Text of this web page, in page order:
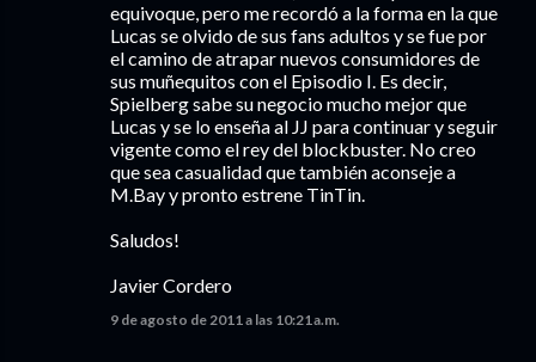
equivoque, pero me recordó a la forma en la que
Lucas se olvido de sus fans adultos y se fue por
el camino de atrapar nuevos consumidores de
sus muñequitos con el Episodio I. Es decir,
Spielberg sabe su negocio mucho mejor que
Lucas y se lo enseña al JJ para continuar y seguir
vigente como el rey del blockbuster. No creo
que sea casualidad que también aconseje a
M.Bay y pronto estrene TinTin.
Saludos!
Javier Cordero
9 de agosto de 2011 a las 10:21 a.m.